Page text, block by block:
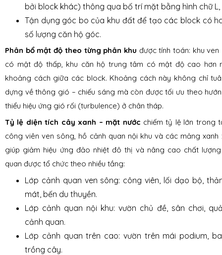
bởi block khác) thông qua bố trí mặt bằng hình chữ
Tận dụng góc bo của khu đất để tạo các block có
số lượng căn hộ góc.
Phân bổ mật độ theo từng phân khu được tính toán: khu
có mật độ thấp, khu căn hộ trung tâm có mật độ cao hơn
khoảng cách giữa các block. Khoảng cách này không chỉ
dựng về thông gió – chiếu sáng mà còn được tối ưu theo
thiểu hiệu ứng gió rối (turbulence) ở chân tháp.
Tỷ lệ diện tích cây xanh – mặt nước chiếm tỷ lệ lớn trong
công viên ven sông, hồ cảnh quan nội khu và các mảng
giúp giảm hiệu ứng đảo nhiệt đô thị và nâng cao chất
quan được tổ chức theo nhiều tầng:
Lớp cảnh quan ven sông: công viên, lối dạo bộ,
mát, bến du thuyền.
Lớp cảnh quan nội khu: vườn chủ đề, sân chơi,
cảnh quan.
Lớp cảnh quan trên cao: vườn trên mái podium,
trồng cây.